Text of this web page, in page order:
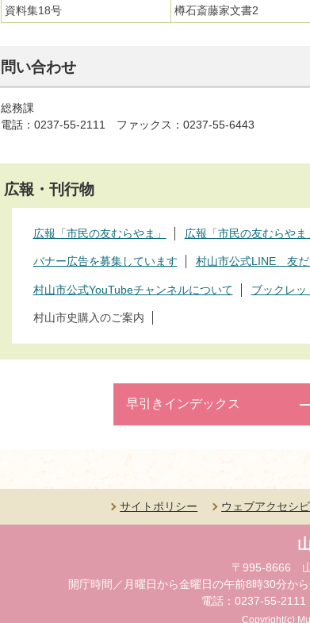
資料集18号
樽石斎藤家文書2
問い合わせ
総務課
電話：0237-55-2111 ファックス：0237-55-6443
広報・刊行物
広報「市民の友むらやま」 広報「市民の友むらや
バナー広告を募集しています 村山市公式LINE 友だ
村山市公式YouTubeチャンネルについて ブックレッ
村山市史購入のご案内
早引きインデックス
サイトポリシー ウェブアクセシ
〒995-8666
開庁時間／月曜日から金曜日の午前8時30分か
電話：0237-55-
Copyright(c)